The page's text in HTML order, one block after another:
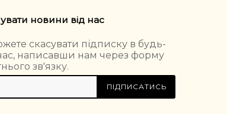
новини від нас
скасувати підписку в будь-
написавши нам через форму
зв'язку.
ПІДПИСАТИСЬ